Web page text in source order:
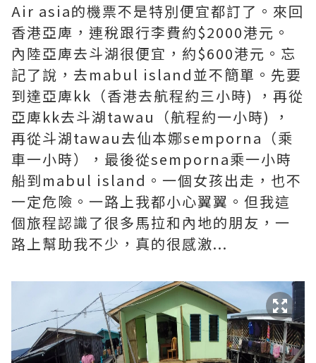
Air asia的機票不是特別便宜都訂了。來回
香港亞庳，連稅跟行李費約$2000港元。
內陸亞庳去斗湖很便宜，約$600港元。忘
記了說，去mabul island並不簡單。先要
到達亞庳kk（香港去航程約三小時) ，再從
亞庳kk去斗湖tawau（航程約一小時) ，
再從斗湖tawau去仙本娜semporna（乘
車一小時），最後從semporna乘一小時
船到mabul island。一個女孩出走，也不
一定危險。一路上我都小心翼翼。但我這
個旅程認識了很多馬拉和內地的朋友，一
路上幫助我不少，真的很感激...